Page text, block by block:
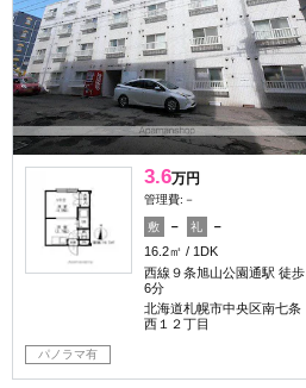
3.6万円
管理費:－
敷 － 礼
－
16.2㎡
1DK
西線９条旭山公園通駅 徒歩
6分
北海道札幌市中央区南七条
西１２丁目
パノラマ有